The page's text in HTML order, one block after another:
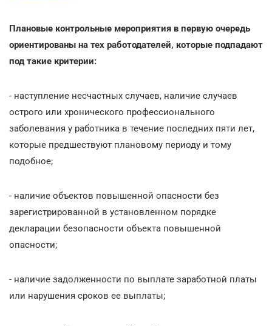
Плановые контрольные мероприятия в первую очередь
ориентированы на тех работодателей, которые подпадают
под такие критерии:
- наступление несчастных случаев, наличие случаев
острого или хронического профессионального
заболевания у работника в течение последних пяти лет,
которые предшествуют плановому периоду и тому
подобное;
- наличие объектов повышенной опасности без
зарегистрированной в установленном порядке
декларации безопасности объекта повышенной
опасности;
- наличие задолженности по выплате заработной платы
или нарушения сроков ее выплаты;